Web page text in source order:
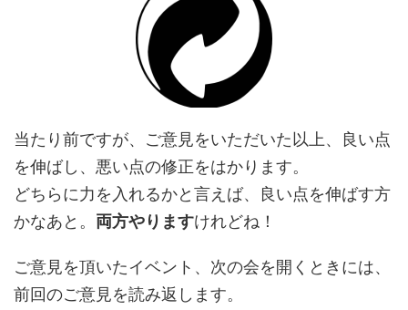
当たり前ですが、ご意見をいただいた以上、良い点
を伸ばし、悪い点の修正をはかります。
どちらに力を入れるかと言えば、良い点を伸ばす方
かなあと。 両方やりますけれどね！
ご意見を頂いたイベント、次の会を開くときには、
前回のご意見を読み返します。